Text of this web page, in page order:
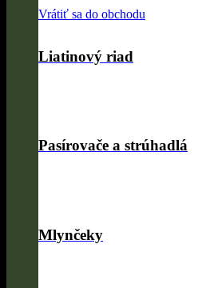
Vrátiť sa do obchodu
Liatinový riad
Pasírovače a strúhadlá
Mlynčeky